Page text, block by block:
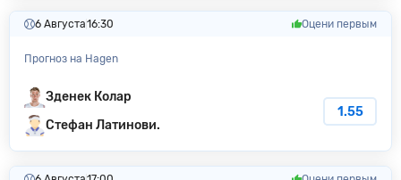
6 Августа16:30 Оцени первым
Прогноз на Hagen
Зденек Колар
Стефан Латинови.
1.55